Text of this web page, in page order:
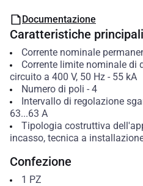
Documentazione
Caratteristiche principali
Corrente nominale
Corrente limite nominale di
circuito a 400 V, 50 Hz - 55 kA
Numero di poli - 4
Intervallo di regolazione
63...63 A
Tipologia costruttiva
incasso, tecnica a
Confezione
1 PZ